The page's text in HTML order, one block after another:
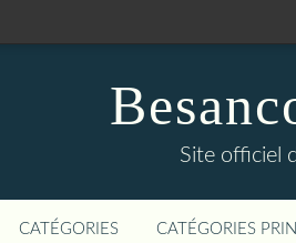
Site officiel
CATÉGORIES CATÉGORIES